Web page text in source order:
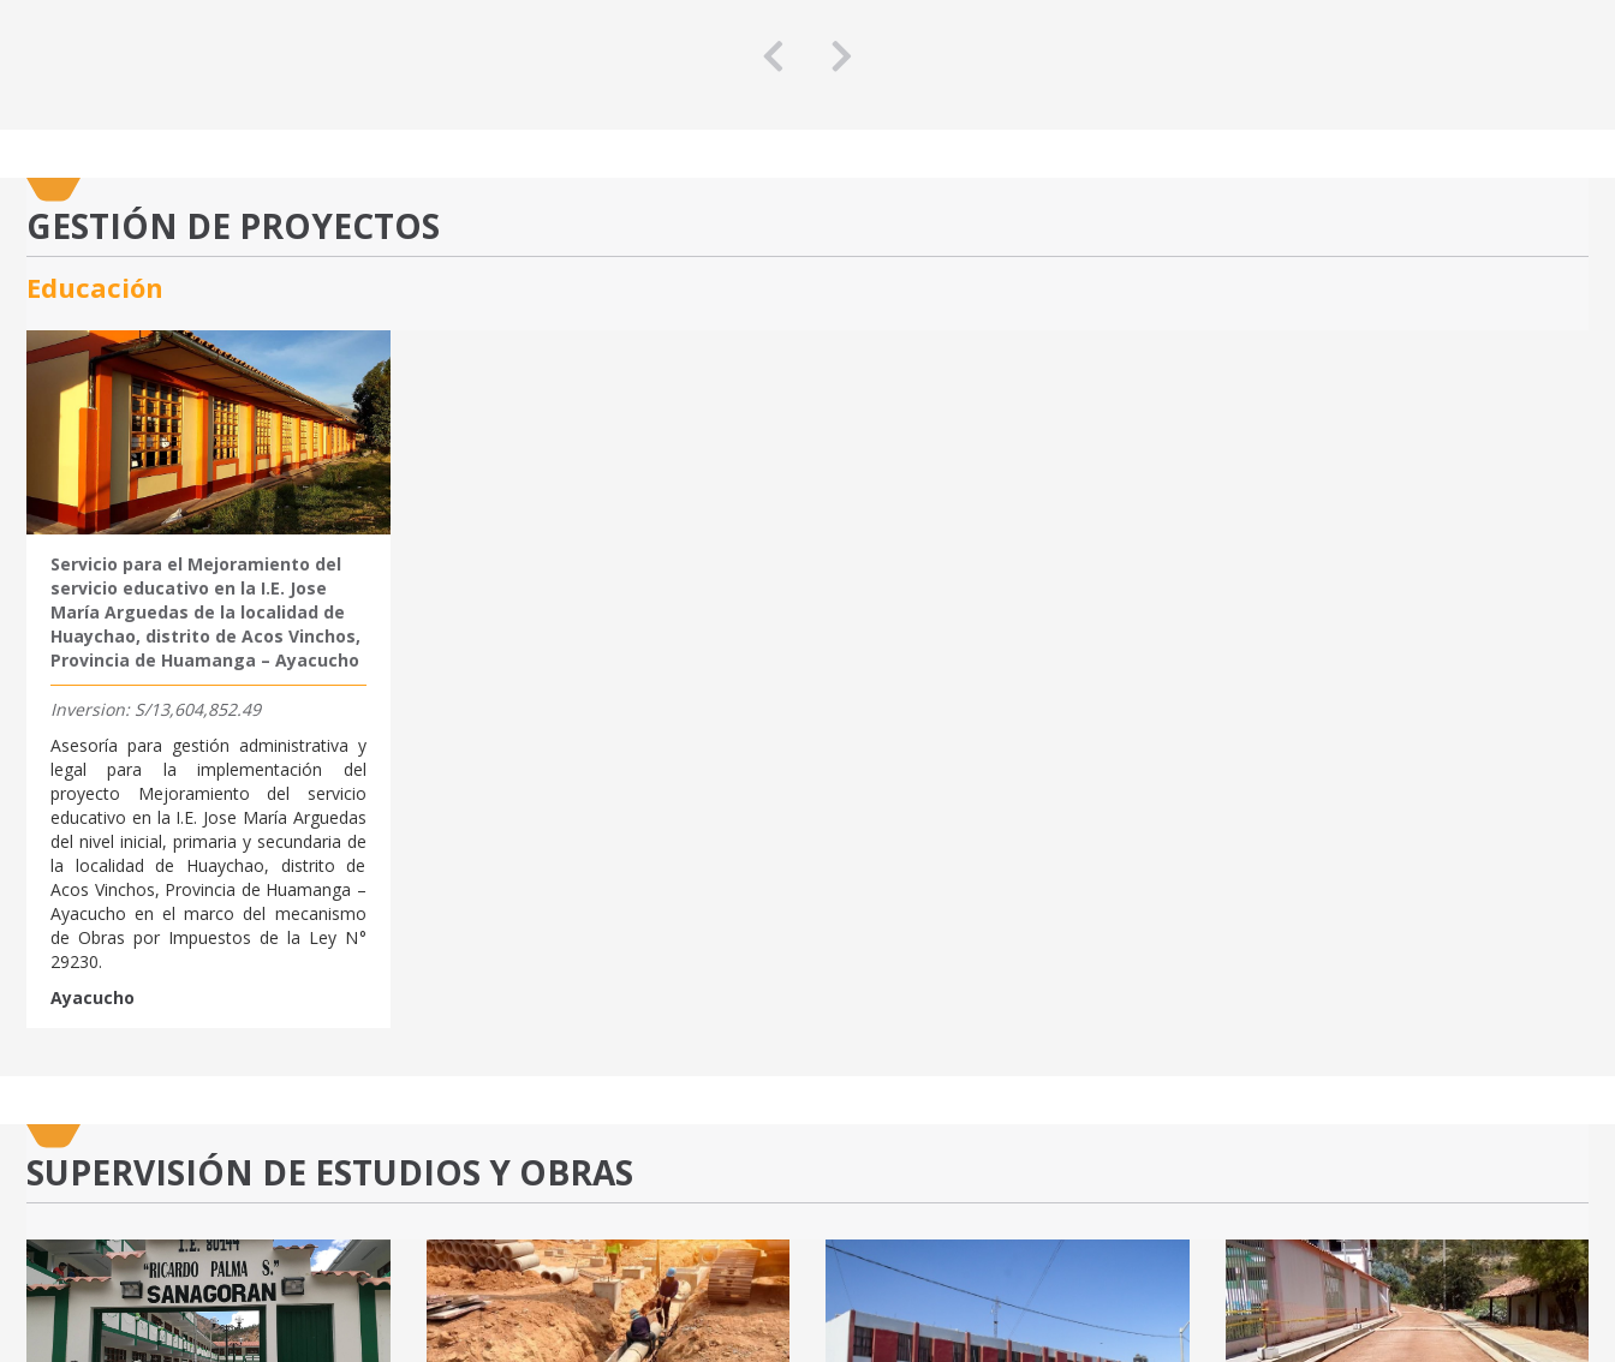
GESTIÓN DE PROYECTOS
Educación
Servicio para el Mejoramiento del
servicio educativo en la I.E. Jose
María Arguedas de la localidad de
Huaychao, distrito de Acos Vinchos,
Provincia de Huamanga – Ayacucho
Inversion: S/13,604,852.49
Asesoría para gestión administrativa y
legal para la implementación del
proyecto Mejoramiento del servicio
educativo en la I.E. Jose María Arguedas
del nivel inicial, primaria y secundaria de
la localidad de Huaychao, distrito de
Acos Vinchos, Provincia de Huamanga –
Ayacucho en el marco del mecanismo
de Obras por Impuestos de la Ley N°
29230.
Ayacucho
SUPERVISIÓN DE ESTUDIOS Y OBRAS